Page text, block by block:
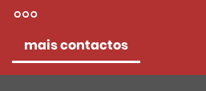
mais contactos